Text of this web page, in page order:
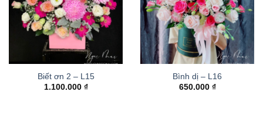
Biết ơn 2 – L15
1.100.000 ₫
Bình dị – L16
650.000 ₫